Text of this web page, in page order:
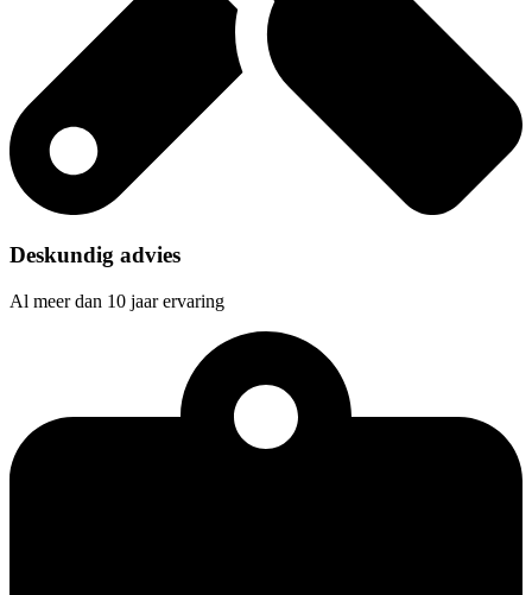
Deskundig advies
Al meer dan 10 jaar ervaring